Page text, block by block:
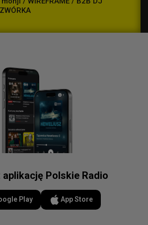
aplikację Polskie Radio
Play App Store